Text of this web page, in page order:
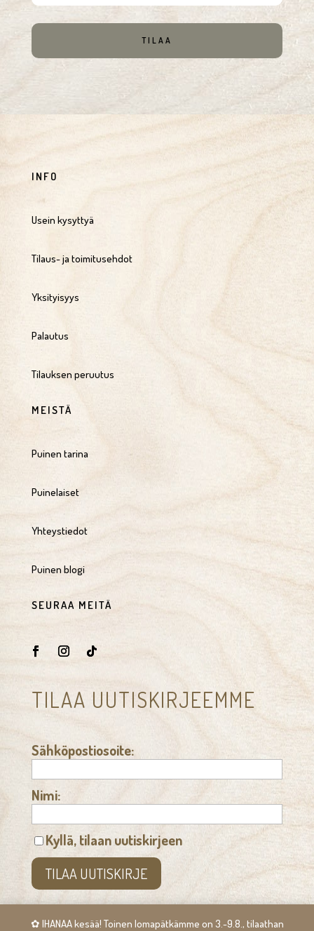
✿ IHANAA kesää! Toinen lomapätkämme on 3.-9.8., tilaathan
TILAA
INFO
Usein kysyttyä
Tilaus- ja toimitusehdot
Yksityisyys
Palautus
Tilauksen peruutus
MEISTÄ
Puinen tarina
Puinelaiset
Yhteystiedot
Puinen blogi
SEURAA MEITÄ
TILAA UUTISKIRJEEMME
Sähköpostiosoite:
Nimi:
Kyllä, tilaan uutiskirjeen